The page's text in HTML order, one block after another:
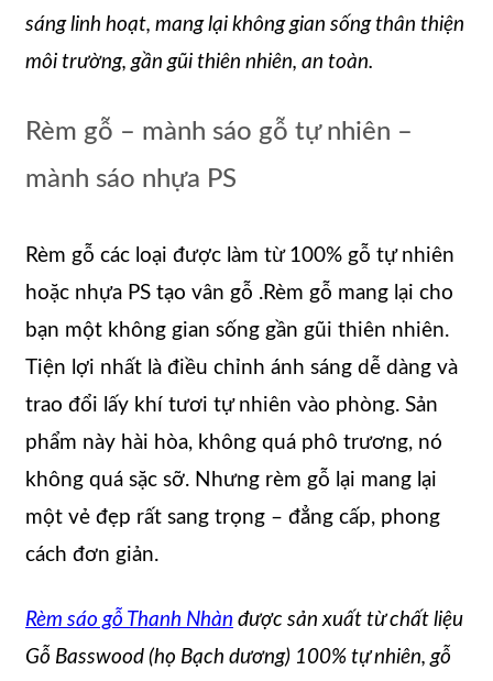
sáng linh hoạt, mang lại không gian sống thân thiện
môi trường, gần gũi thiên nhiên, an toàn.
Rèm gỗ – mành sáo gỗ tự nhiên –
mành sáo nhựa PS
Rèm gỗ các loại được làm từ 100% gỗ tự nhiên
hoặc nhựa PS tạo vân gỗ .Rèm gỗ mang lại cho
bạn một không gian sống gần gũi thiên nhiên.
Tiện lợi nhất là điều chỉnh ánh sáng dễ dàng và
trao đổi lấy khí tươi tự nhiên vào phòng. Sản
phẩm này hài hòa, không quá phô trương, nó
không quá sặc sỡ. Nhưng rèm gỗ lại mang lại
một vẻ đẹp rất sang trọng – đẳng cấp, phong
cách đơn giản.
Rèm sáo gỗ Thanh Nhàn được sản xuất từ chất liệu
Gỗ Basswood (họ Bạch dương) 100% tự nhiên, gỗ